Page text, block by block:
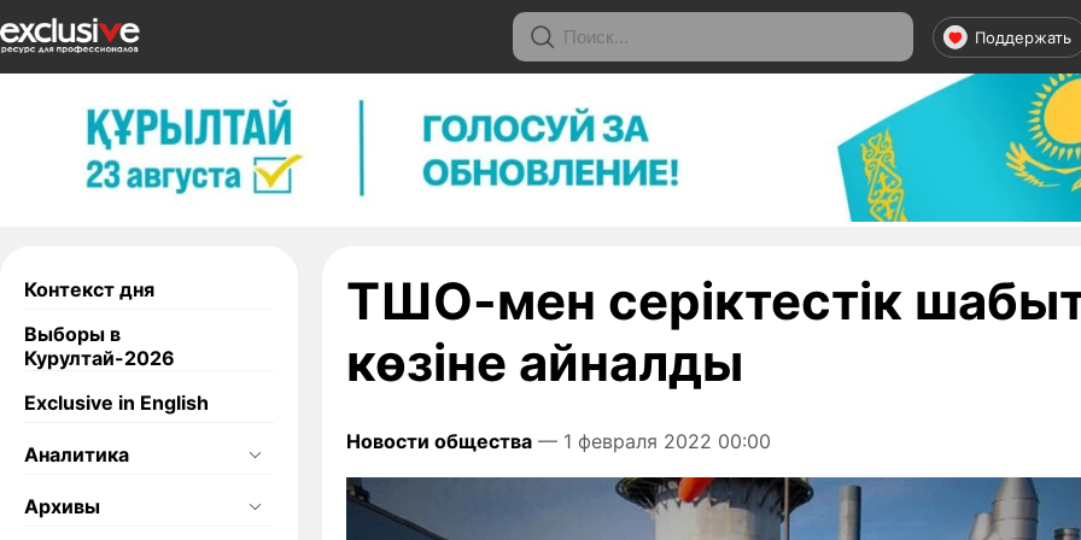
Поддержать
Контекст дня
Выборы в
Курултай-2026
Exclusive in English
Аналитика
Архивы
ТШО-мен серіктестік
көзіне айналды
Новости общества — 1 февраля 2022 00:00